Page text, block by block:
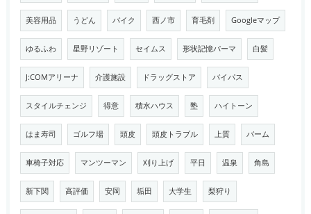
美容用品 うどん バイク 西ノ市 育毛剤 Googleマップ
ゆるふわ 星野リゾート セイムス 形状記憶パーマ 白髪
J:COMアリーナ 介護施設 ドラッグストア バイパス
スタイルチェンジ 得意 積水ハウス 塾 ハイトーン
はま寿司 ゴルフ場 頭皮 頭皮トラブル 上質 バーム
車椅子対応 マンツーマン 刈り上げ 平日 温泉 角島
新下関 高評価 安岡 垢田 大学生 梨狩り